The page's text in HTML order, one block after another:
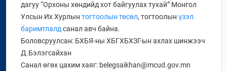
дагуу “Орхоны хөндийд хот байгуулах тухай” Монгол
Улсын Их Хурлын тогтоолын төсөл, тогтоолын үзэл
баримтлалд санал авч байна.
Боловсруулсан: БХБЯ-ны ХБГХБХЗГ-ын ахлах шинжээч
Д.Бэлэгсайхан
Санал өгөх цахим хаяг: belegsaikhan@mcud.gov.mn